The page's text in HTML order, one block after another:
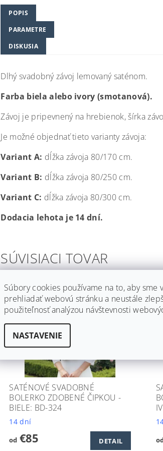
POPIS
PARAMETRE
DISKUSIA
Dlhý svadobný závoj lemovaný saténom.
Farba biela alebo ivory (smotanová).
Závoj je pripevnený na hrebienok, šírka
Je možné objednať tieto varianty závoja:
Variant A: dĺžka závoja 80/170 cm.
Variant B: dĺžka závoja 80/250 cm.
Variant C: dĺžka závoja 80/300 cm.
Dodacia lehota je 14 dní.
SÚVISIACI TOVAR
SATÉNOVÉ SVADOBNÉ
BOLERKO ZDOBENÉ ČIPKOU -
BIELE: BD-324
14 dní
od€85 DETAIL
Súbory cookies používame na to, aby
prehliadať webovú stránku a neustále
použiteľnosť analýzou návštevnosti
NASTAVENIE